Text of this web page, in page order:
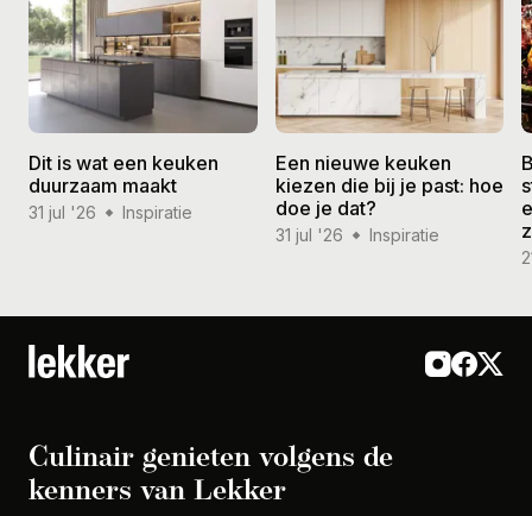
Dit is wat een keuken
duurzaam maakt
31 jul '26 Inspiratie
Een nieuwe keuken
kiezen die bij je past: hoe
doe je dat?
31 jul '26 Inspiratie
Culinair genieten volgens de
kenners van Lekker